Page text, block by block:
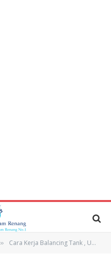
» Cara Kerja Balancing Tank , Ukuran Ideal Dan Fungsi